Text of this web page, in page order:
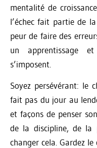
mentalité de
l’échec fait partie de
peur de faire des
un apprentissage
s’imposent.
Soyez persévérant: le
fait pas du jour au
et façons de penser
de la discipline, de la
changer cela. Gardez